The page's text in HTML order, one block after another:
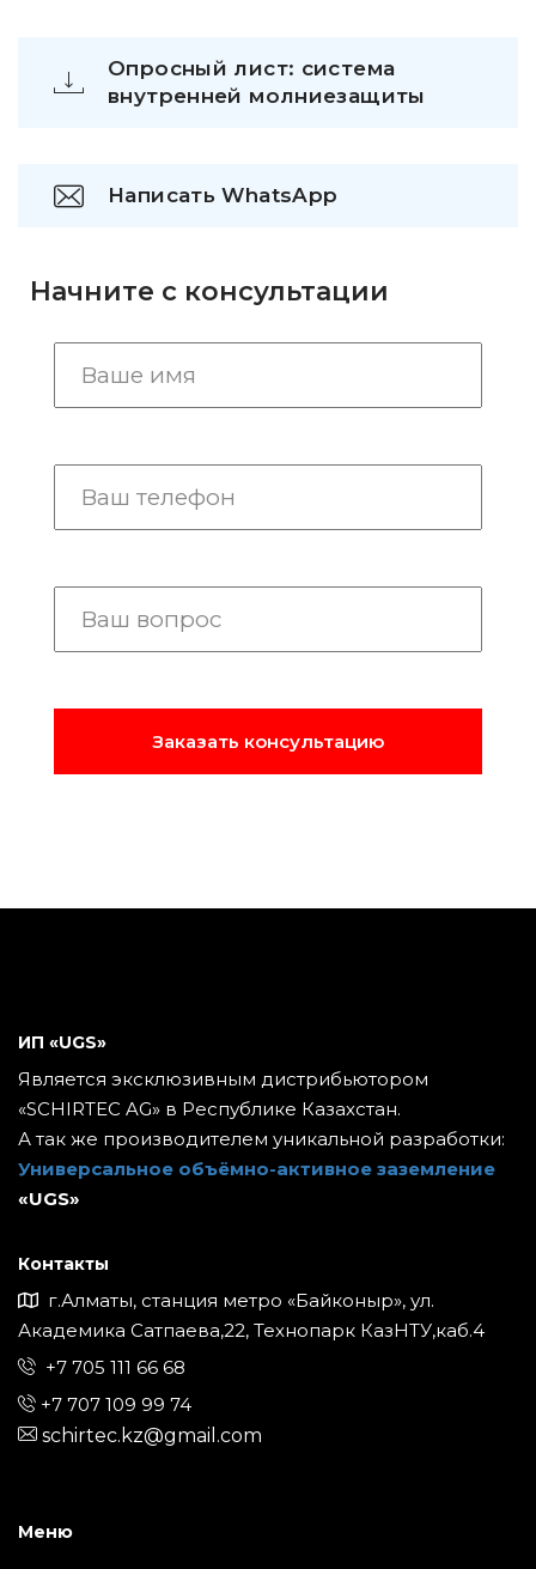
Опросный лист: система
внутренней молниезащиты
Написать WhatsApp
Начните с консультации
ИП «UGS»
Является эксклюзивным дистрибьютором
«SCHIRTEC AG» в Республике Казахстан.
А так же производителем уникальной разработки:
Универсальное объёмно-активное заземление
«UGS»
Контакты
г.Алматы, станция метро «Байконыр», ул.
Академика Сатпаева,22, Технопарк КазНТУ,каб.4
+7 705 111 66 68
+7 707 109 99 74
schirtec.kz@gmail.com
Меню